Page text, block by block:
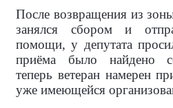
После возвращения из
занялся сбором и
помощи, у депутата
приёма было найдено
теперь ветеран намерен
уже имеющейся